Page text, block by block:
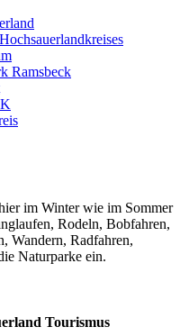
Ramsbeck
im Winter wie im Sommer
Rodeln, Bobfahren,
Wandern, Radfahren,
Naturparke ein.
Tourismus